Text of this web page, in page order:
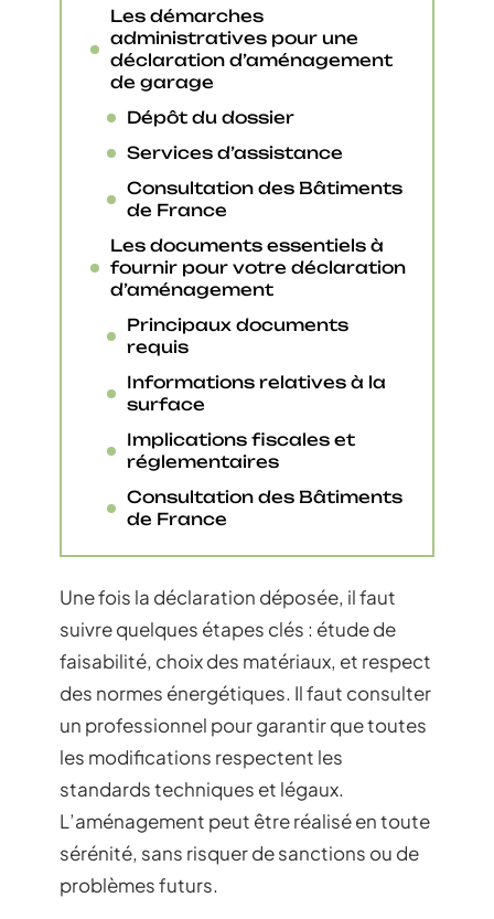
Les démarches
administratives pour une
déclaration d’aménagement
de garage
Dépôt du dossier
Services d’assistance
Consultation des Bâtiments
de France
Les documents essentiels à
fournir pour votre déclaration
d’aménagement
Principaux documents
requis
Informations relatives à la
surface
Implications fiscales et
réglementaires
Consultation des Bâtiments
de France
Une fois la déclaration déposée, il faut
suivre quelques étapes clés : étude de
faisabilité, choix des matériaux, et respect
des normes énergétiques. Il faut consulter
un professionnel pour garantir que toutes
les modifications respectent les
standards techniques et légaux.
L’aménagement peut être réalisé en toute
sérénité, sans risquer de sanctions ou de
problèmes futurs.